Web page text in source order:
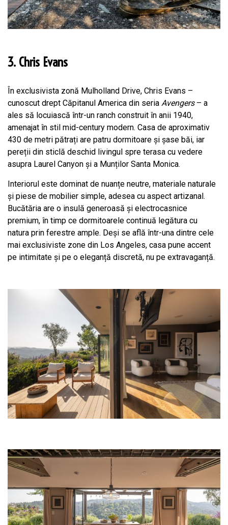
3. Chris Evans
În exclusivista zonă Mulholland Drive, Chris Evans –
cunoscut drept Căpitanul America din seria Avengers– a
ales să locuiască într-un ranch construit în anii 1940,
amenajat în stil mid-century modern. Casa de aproximativ
430 de metri pătrați are patru dormitoare și șase băi, iar
pereții din sticlă deschid livingul spre terasa cu vedere
asupra Laurel Canyon și a Munților Santa Monica.
Interiorul este dominat de nuanțe neutre, materiale naturale
și piese de mobilier simple, adesea cu aspect artizanal.
Bucătăria are o insulă generoasă și electrocasnice
premium, în timp ce dormitoarele continuă legătura cu
natura prin ferestre ample. Deși se află într-una dintre cele
mai exclusiviste zone din Los Angeles, casa pune accent
pe intimitate și pe o eleganță discretă, nu pe extravaganță.